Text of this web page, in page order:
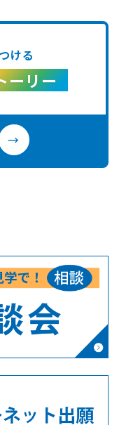
ける
ーリー